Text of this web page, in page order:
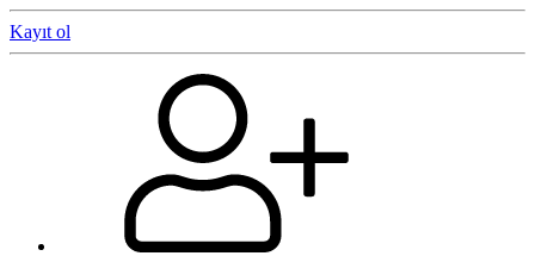
Kayıt ol